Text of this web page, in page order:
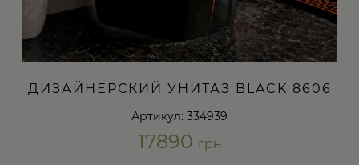
ДИЗАЙНЕРСКИЙ УНИТАЗ BLACK 8606
Артикул: 334939
17890 грн